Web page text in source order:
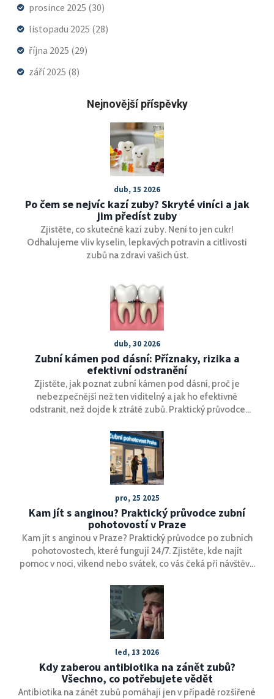
prosince 2025 (30)
listopadu 2025 (28)
října 2025 (29)
září 2025 (8)
Nejnovější příspěvky
dub, 15 2026
Po čem se nejvíc kazí zuby? Skryté viníci a jak
jim předíst zuby
Zjistěte, co skutečně kazí zuby. Není to jen cukr!
Odhalujeme vliv kyselin, lepkavých potravin a citlivosti
zubů na zdraví vašich úst.
dub, 30 2026
Zubní kámen pod dásní: Příznaky, rizika a
efektivní odstranění
Zjistěte, jak poznat zubní kámen pod dásní, proč je
nebezpečnější než ten viditelný a jak ho efektivně
odstranit, než dojde k ztrátě zubů. Praktický průvodce
pro, 25 2025
Kam jít s anginou? Praktický průvodce zubní
pohotovostí v Praze
Kam jít s anginou v Praze? Praktický průvodce po zubních
pohotovostech, které fungují 24/7. Zjistěte, kde najít
pomoc v noci, víkend nebo svátek, co vás čeká při návštěvě
led, 13 2026
Kdy zaberou antibiotika na zánět zubů?
Všechno, co potřebujete vědět
Antibiotika na zánět zubů pomáhají jen v případě rozšířené